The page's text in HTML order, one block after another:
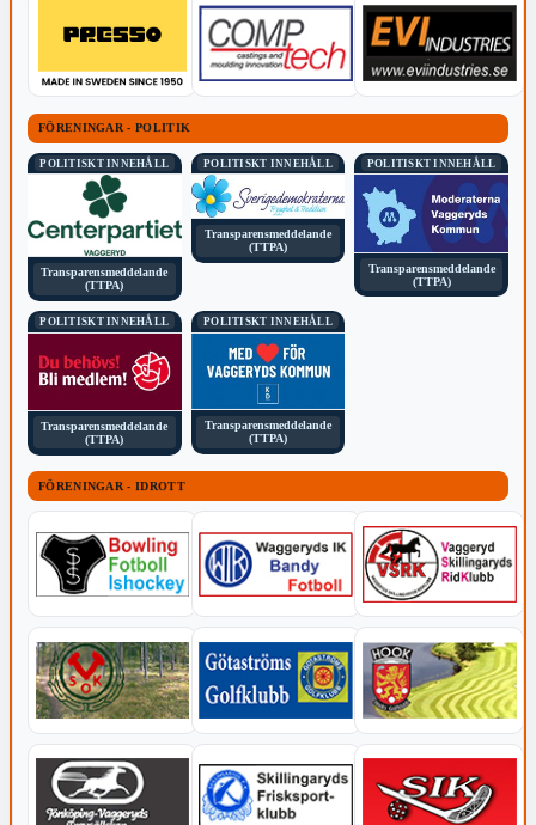
FÖRENINGAR - POLITIK
POLITISKT INNEHÅLL
Transparensmeddelande
(TTPA)
POLITISKT INNEHÅLL
Transparensmeddelande
(TTPA)
POLITISKT INNEHÅLL
Transparensmeddelande
(TTPA)
POLITISKT INNEHÅLL
Transparensmeddelande
(TTPA)
POLITISKT INNEHÅLL
Transparensmeddelande
(TTPA)
FÖRENINGAR - IDROTT